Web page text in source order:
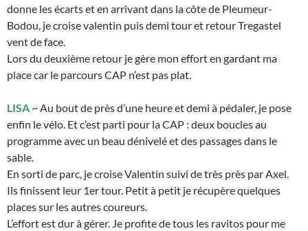
donne les écarts et en arrivant dans la côte de Pleumeur-
Bodou, je croise valentin puis demi tour et retour Tregastel
vent de face.
Lors du deuxième retour je gère mon effort en gardant ma
place car le parcours CAP n’est pas plat.
LISA ~ Au bout de près d’une heure et demi à pédaler, je pose
enfin le vélo. Et c’est parti pour la CAP : deux boucles au
programme avec un beau dénivelé et des passages dans le
sable.
En sorti de parc, je croise Valentin suivi de très près par Axel.
Ils finissent leur 1er tour. Petit à petit je récupère quelques
places sur les autres coureurs.
L’effort est dur à gérer. Je profite de tous les ravitos pour me